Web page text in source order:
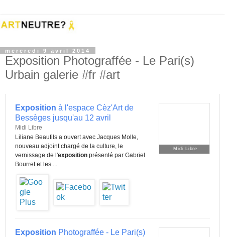
mercredi 9 avril 2014
Exposition Photograffée - Le Pari(s)
Urbain galerie #fr #art
Midi Libre
Exposition à l'espace Cèz'Art de
Bessèges jusqu'au 12 avril
Midi Libre
Liliane Beaufils a ouvert avec Jacques Molle,
nouveau adjoint chargé de la culture, le
vernissage de l'exposition présenté par Gabriel
Bourret et les ...
Exposition Photograffée - Le Pari(s)